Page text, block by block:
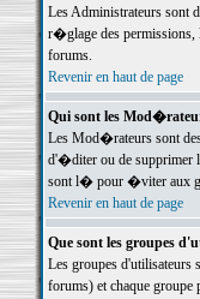
Les Administrateurs sont
r�glage des permissions,
forums.
Revenir en haut de page
Qui sont les
Les Mod�rateurs sont
d'�diter ou de supprimer
sont l� pour �viter aux
Revenir en haut de page
Que sont les groupes
Les groupes d'utilisateurs
forums) et chaque